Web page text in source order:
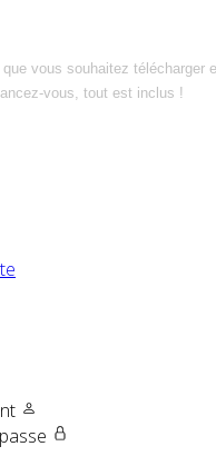
vous souhaitez télécharger
vous, tout est inclus !